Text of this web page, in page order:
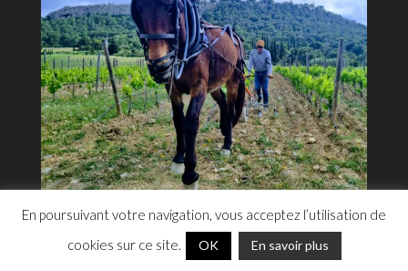
En poursuivant votre navigation, vous acceptez l’utilisation de
cookies sur ce site.
OK En savoir plus